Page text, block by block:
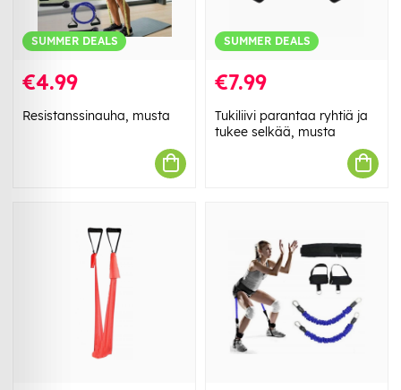
SUMMER DEALS
€4.99
Resistanssinauha, musta
SUMMER DEALS
€7.99
Tukiliivi parantaa ryhtiä ja
tukee selkää, musta